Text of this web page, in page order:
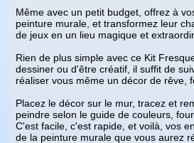
Même avec un petit budget, offrez à
peinture murale, et transformez leur
de jeux en un lieu magique et
Rien de plus simple avec ce Kit
dessiner ou d'être créatif, il suffit de
réaliser vous même un décor de rêve,
Placez le décor sur le mur, tracez et
peindre selon le guide de couleurs,
C'est facile, c'est rapide, et voilà, vos
de la peinture murale que vous aurez